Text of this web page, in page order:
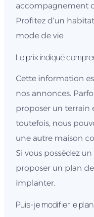
accompagnement
Profitez d’un
mode de vie
Le prix indiqué
Cette information
nos annonces.
proposer un terrain
toutefois, nous
une autre maison
Si vous possédez
proposer un plan
implanter.
Puis-je modifier le